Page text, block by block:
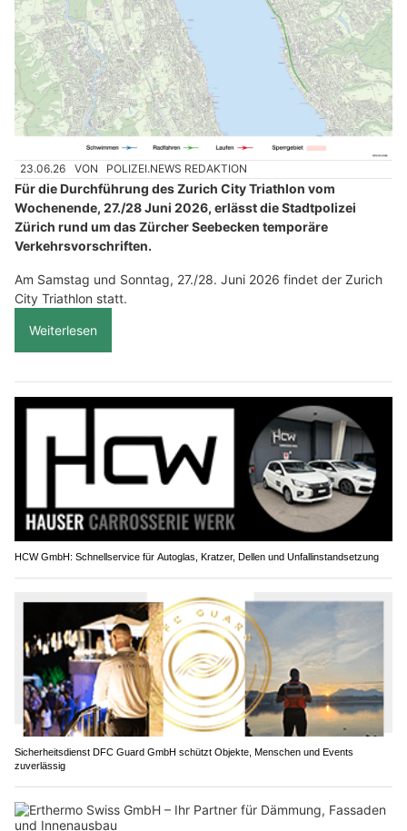
23.06.26 VON POLIZEI.NEWS REDAKTION
Für die Durchführung des Zurich City Triathlon vom
Wochenende, 27./28 Juni 2026, erlässt die Stadtpolizei
Zürich rund um das Zürcher Seebecken temporäre
Verkehrsvorschriften.
Am Samstag und Sonntag, 27./28. Juni 2026 findet der Zurich
City Triathlon statt.
Weiterlesen
HCW GmbH: Schnellservice für Autoglas, Kratzer, Dellen und Unfallinstandsetzung
Sicherheitsdienst DFC Guard GmbH schützt Objekte, Menschen und Events
zuverlässig